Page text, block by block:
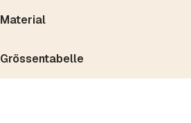
Material
Grössentabelle